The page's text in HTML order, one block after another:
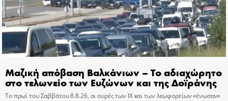
Μαζική απόβαση Βαλκάνιων – Το αδιαχώρητο
στο τελωνείο των Ευζώνων και της Δοϊράνης
Το πρωί του Σαββάτου 8.8.26, οι ουρές των ΙΧ και των λεωφορείων «ένωσαν»